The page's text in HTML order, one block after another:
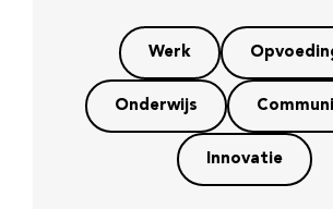
Werk
Onderwijs
Innovatie